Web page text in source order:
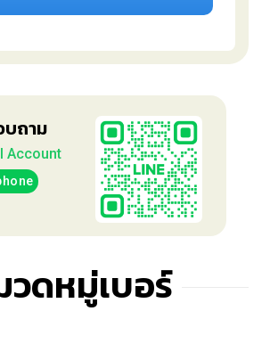
ถาม
Account
วดหมู่เบอร์